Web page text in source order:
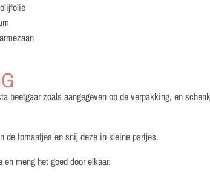
beetgaar zoals aangegeven op de verpakking, en
de tomaatjes en snij deze in kleine partjes.
meng het goed door elkaar.